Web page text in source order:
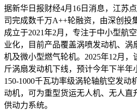
据新华日报财经4月16日消息，江苏
司完成数千万A++轮融资，由深创投
成立于2021年2月，专注于中小型航
业化，目前产品覆盖涡喷发动机、涡
机及微小型燃气轮机。2025年12月，
斤涡扇发动机下线，预计今年下半年
150-1000千瓦功率级涡轮轴航空发动
动机，可为重型货运无人机、无人直
供动力系统。